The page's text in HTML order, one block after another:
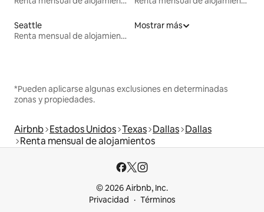
Seattle
Renta mensual de alojamientos
Mostrar más
*Pueden aplicarse algunas exclusiones en determinadas
zonas y propiedades.
Airbnb Estados Unidos Texas Dallas Dallas
Renta mensual de alojamientos
© 2026 Airbnb, Inc.
Privacidad
Términos